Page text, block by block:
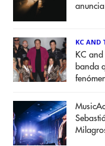
KC AND
KC
banda